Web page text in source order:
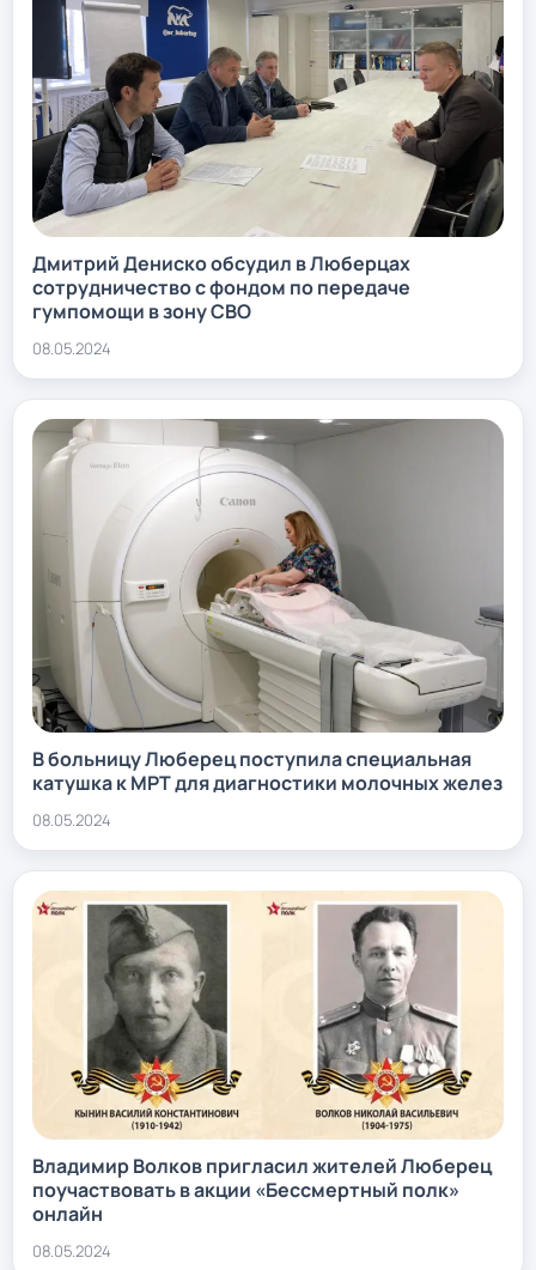
Дмитрий Дениско обсудил в Люберцах
сотрудничество с фондом по передаче
гумпомощи в зону СВО
08.05.2024
В больницу Люберец поступила специальная
катушка к МРТ для диагностики молочных желез
08.05.2024
Владимир Волков пригласил жителей Люберец
поучаствовать в акции «Бессмертный полк»
онлайн
08.05.2024